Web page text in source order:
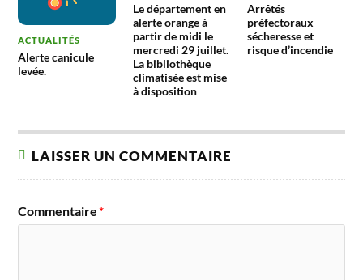
ACTUALITÉS
Alerte canicule
levée.
Le département en
alerte orange à
partir de midi le
mercredi 29 juillet.
La bibliothèque
climatisée est mise
à disposition
Arrêtés
préfectoraux
sécheresse et
risque d’incendie
LAISSER UN COMMENTAIRE
Commentaire*